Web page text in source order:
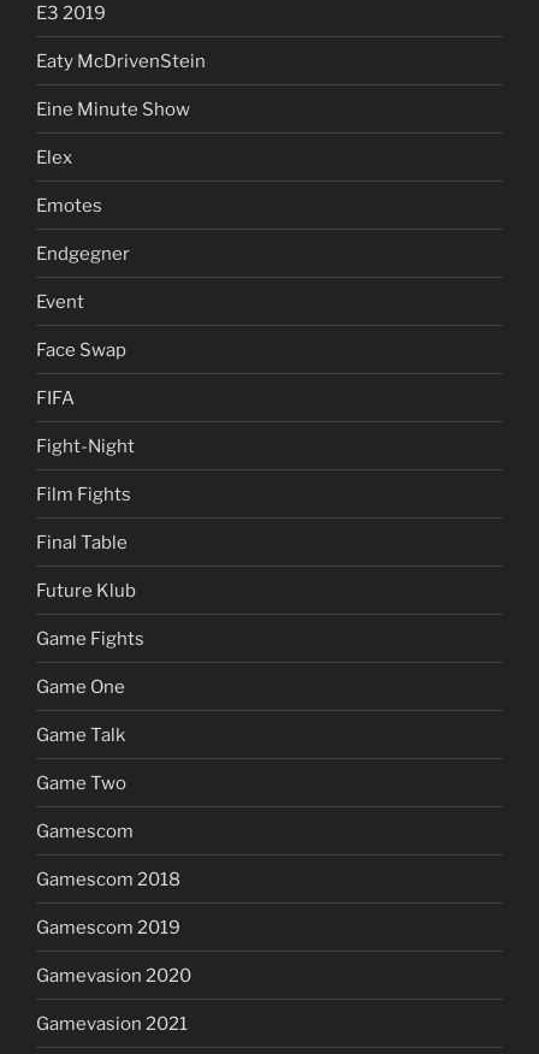
E3 2019
Eaty McDrivenStein
Eine Minute Show
Elex
Emotes
Endgegner
Event
Face Swap
FIFA
Fight-Night
Film Fights
Final Table
Future Klub
Game Fights
Game One
Game Talk
Game Two
Gamescom
Gamescom 2018
Gamescom 2019
Gamevasion 2020
Gamevasion 2021